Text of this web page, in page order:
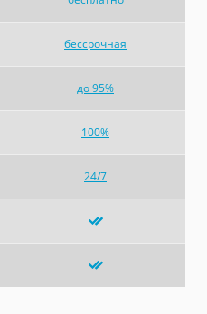
бессрочная
до 95%
100%
24/7